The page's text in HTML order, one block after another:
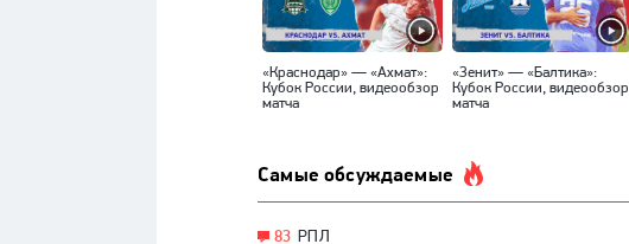
«Краснодар» — «Ахмат»:
Кубок России, видеообзор
матча
«Зенит» — «Балтика»:
Кубок России, видеообзор
матча
Самые обсуждаемые
83 РПЛ